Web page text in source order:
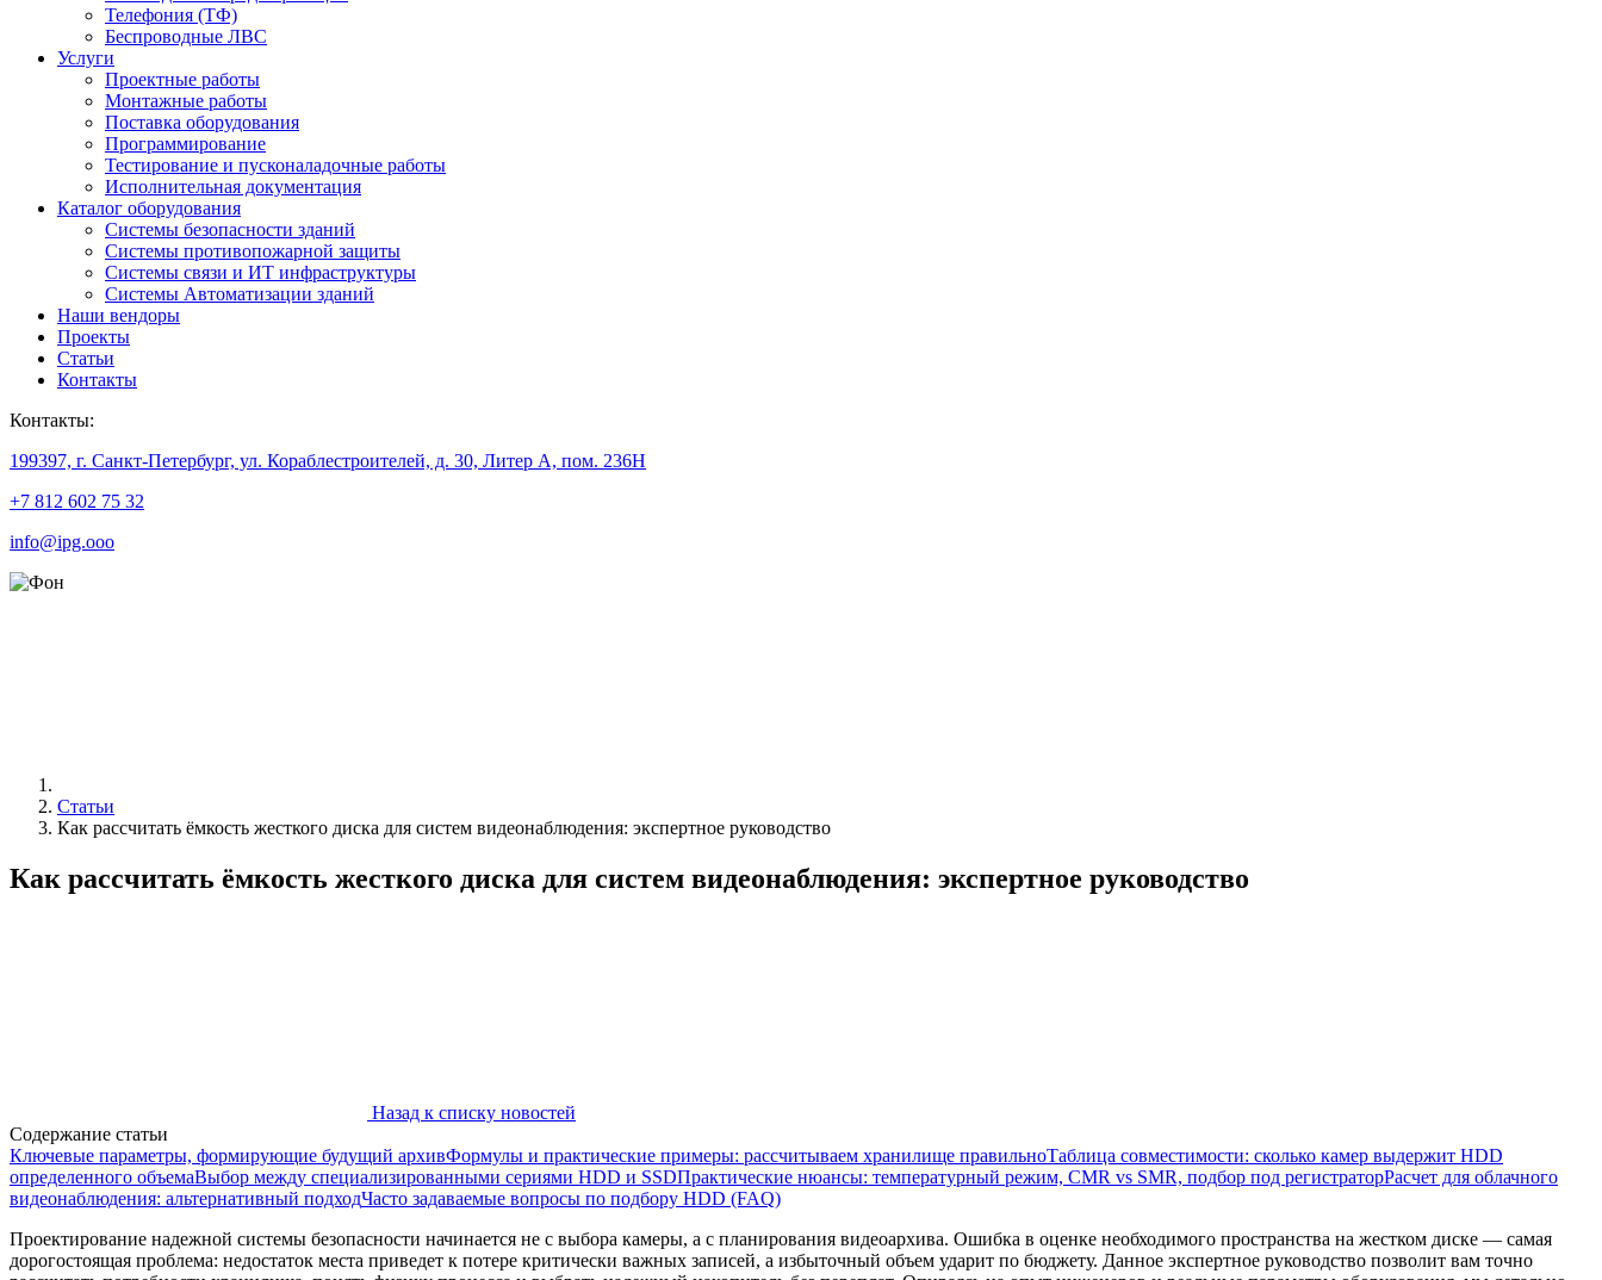
Телефония (ТФ)
Беспроводные ЛВС
Услуги
Проектные работы
Монтажные работы
Поставка оборудования
Программирование
Тестирование и пусконаладочные работы
Исполнительная документация
Каталог оборудования
Системы безопасности зданий
Системы противопожарной защиты
Системы связи и ИТ инфраструктуры
Системы Автоматизации зданий
Наши вендоры
Проекты
Статьи
Контакты
Контакты:
199397, г. Санкт-Петербург, ул. Кораблестроителей, д. 30, Литер А, пом. 236Н
+7 812 602 75 32
info@ipg.ooo
Статьи
Как рассчитать ёмкость жесткого диска для систем видеонаблюдения: экспертное руководство
Как рассчитать ёмкость жесткого диска для систем видеонаблюдения: экспертное руководство
Назад к списку новостей
Содержание статьи
Ключевые параметры, формирующие будущий архивФормулы и практические примеры: рассчитываем хранилище правильноТаблица совместимости: сколько камер выдержит HDD
определенного объемаВыбор между специализированными сериями HDD и SSDПрактические нюансы: температурный режим, CMR vs SMR, подбор под регистраторРасчет для облачного
видеонаблюдения: альтернативный подходЧасто задаваемые вопросы по подбору HDD (FAQ)
Проектирование надежной системы безопасности начинается не с выбора камеры, а с планирования видеоархива. Ошибка в оценке необходимого пространства на жестком диске — самая
дорогостоящая проблема: недостаток места приведет к потере критически важных записей, а избыточный объем ударит по бюджету. Данное экспертное руководство позволит вам точно